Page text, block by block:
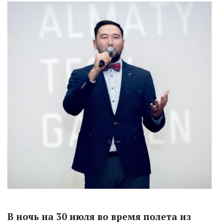
В ночь на 30 июля во время полета из